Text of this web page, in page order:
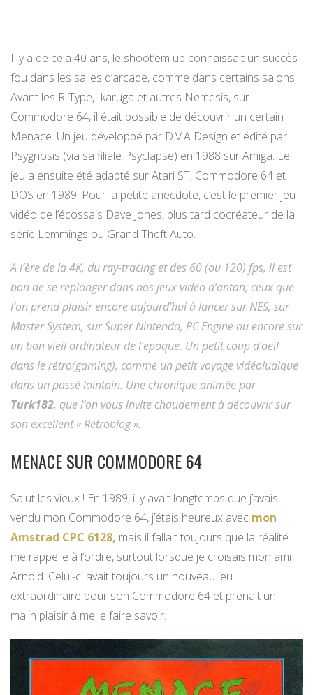
Il y a de cela 40 ans, le shoot’em up connaissait un succès
fou dans les salles d’arcade, comme dans certains salons.
Avant les R-Type, Ikaruga et autres Nemesis, sur
Commodore 64, il était possible de découvrir un certain
Menace. Un jeu développé par DMA Design et édité par
Psygnosis (via sa filiale Psyclapse) en 1988 sur Amiga. Le
jeu a ensuite été adapté sur Atari ST, Commodore 64 et
DOS en 1989. Pour la petite anecdote, c’est le premier jeu
vidéo de l’écossais Dave Jones, plus tard cocréateur de la
série Lemmings ou Grand Theft Auto.
A l’ère de la 4K, du ray-tracing et des 60 (ou 120) fps, il est
bon de se replonger dans nos jeux vidéo d’antan, ceux que
l’on prend plaisir encore aujourd’hui à lancer sur NES, sur
Master System, sur Super Nintendo, PC Engine ou encore sur
un bon vieil ordinateur de l’époque. Un petit coup d’oeil
dans le rétro(gaming), comme un petit voyage vidéoludique
dans un passé lointain. Une chronique animée par
Turk182, que l’on vous invite chaudement à découvrir sur
son excellent « Rétroblog ».
MENACE SUR COMMODORE 64
Salut les vieux ! En 1989, il y avait longtemps que j’avais
vendu mon Commodore 64, j’étais heureux avec mon
Amstrad CPC 6128, mais il fallait toujours que la réalité
me rappelle à l’ordre, surtout lorsque je croisais mon ami
Arnold. Celui-ci avait toujours un nouveau jeu
extraordinaire pour son Commodore 64 et prenait un
malin plaisir à me le faire savoir.